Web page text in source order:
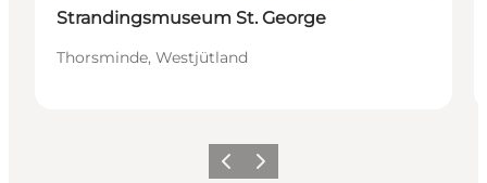
Strandingsmuseum St. George
Thorsminde, Westjütland
Vorherige Folie
Nächste Folie